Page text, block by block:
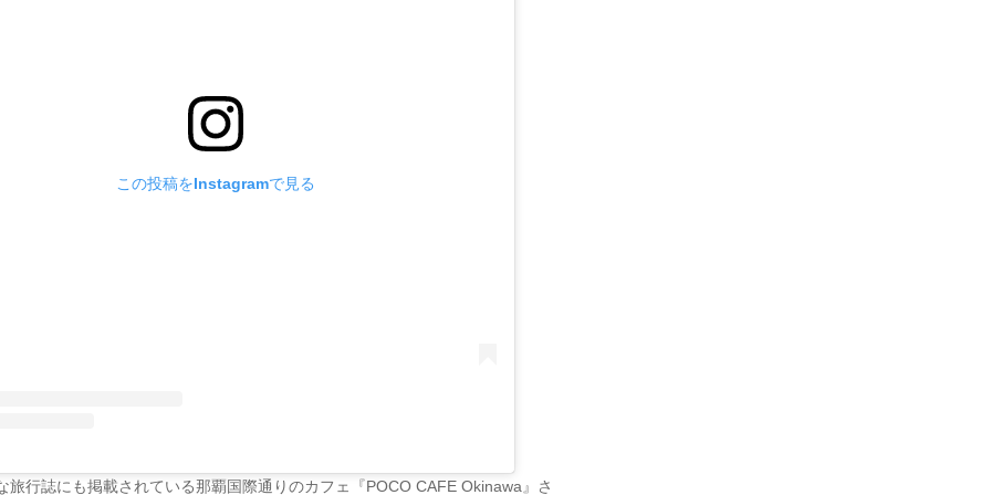
この投稿をInstagramで見る
旅行誌にも掲載されている那覇国際通りのカフェ『POCO CAFE Okinawa』さ